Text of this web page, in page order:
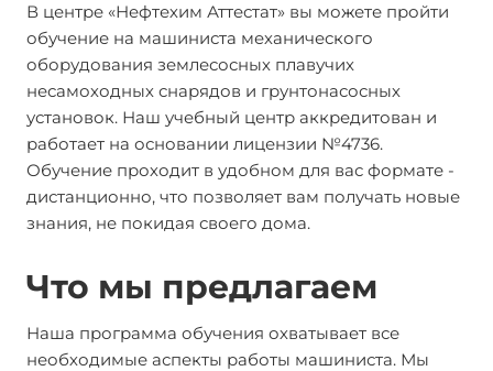
В центре «Нефтехим Аттестат» вы можете пройти
обучение на машиниста механического
оборудования землесосных плавучих
несамоходных снарядов и грунтонасосных
установок. Наш учебный центр аккредитован и
работает на основании лицензии №4736.
Обучение проходит в удобном для вас формате -
дистанционно, что позволяет вам получать новые
знания, не покидая своего дома.
Что мы предлагаем
Наша программа обучения охватывает все
необходимые аспекты работы машиниста. Мы